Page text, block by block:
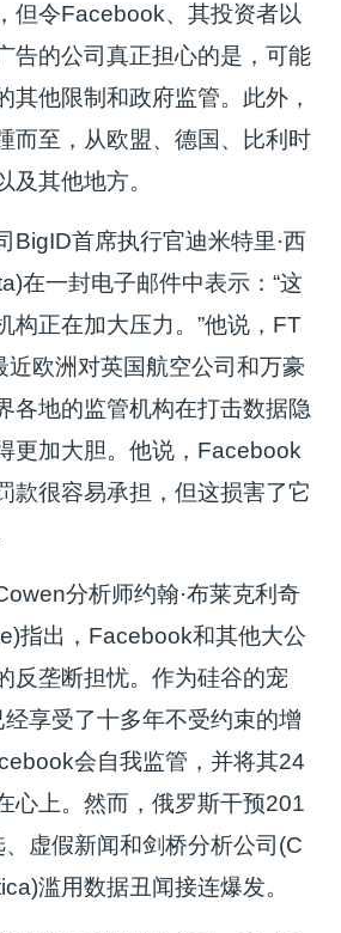
但令Facebook、其投资者以
告的公司真正担心的是，可能
其他限制和政府监管。此外，
而至，从欧盟、德国、比利时
及其他地方。
BigID首席执行官迪米特里·西
在一封电子邮件中表示：“这
构正在加大压力。”他说，FT
近欧洲对英国航空公司和万豪
各地的监管机构在打击数据隐
更加大胆。他说，Facebook
款很容易承担，但这损害了它
分析师约翰·布莱克利奇
指出，Facebook和其他大公
反垄断担忧。作为硅谷的宠
享受了十多年不受约束的增
会自我监管，并将其24
心上。然而，俄罗斯干预201
虚假新闻和剑桥分析公司(C
滥用数据丑闻接连爆发。